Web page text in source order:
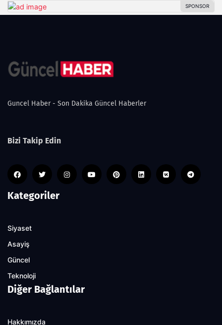
Guncel Haber - Son Dakika Güncel Haberler
Bizi Takip Edin
Kategoriler
Siyaset
Asayiş
Güncel
Teknoloji
Diğer Bağlantılar
Hakkımızda